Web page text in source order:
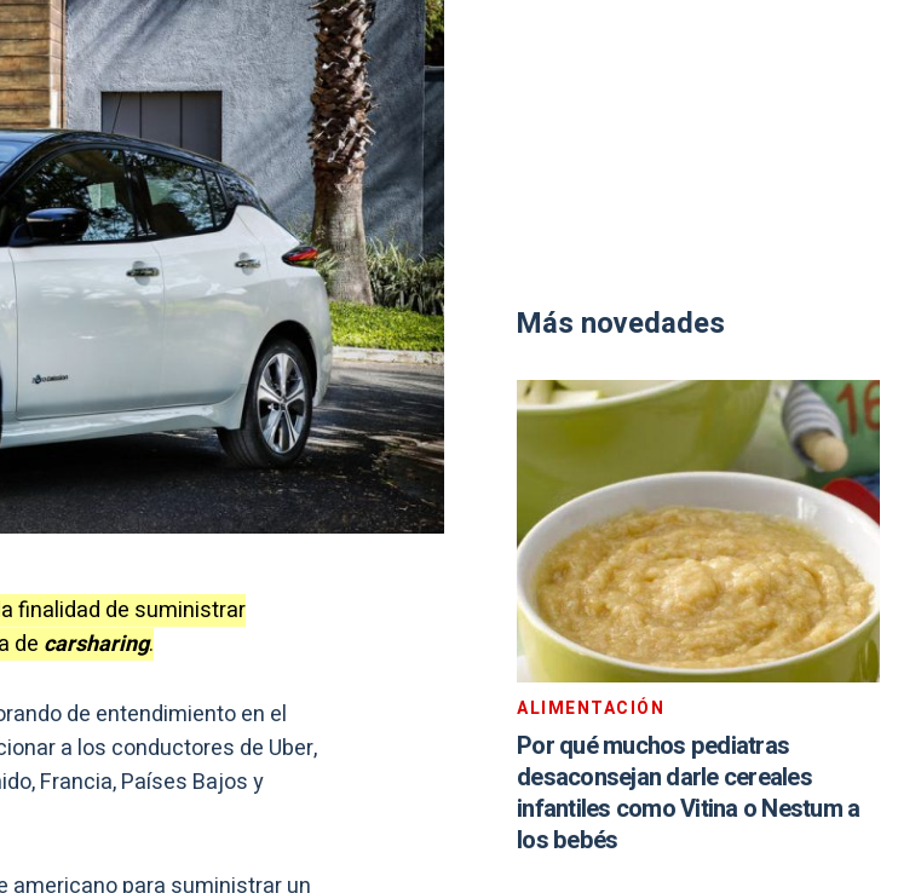
finalidad de suministrar
de carsharing.
de entendimiento en el
a los conductores de Uber,
Francia, Países Bajos y
Más novedades
ALIMENTACIÓN
Por qué muchos pediatras
desaconsejan darle cereales
infantiles como Vitina o Nestum a
los bebés